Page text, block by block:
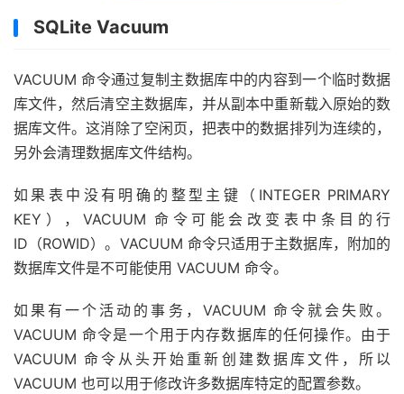
SQLite Vacuum
VACUUM 命令通过复制主数据库中的内容到一个临时数据
库文件，然后清空主数据库，并从副本中重新载入原始的数
据库文件。这消除了空闲页，把表中的数据排列为连续的，
另外会清理数据库文件结构。
如果表中没有明确的整型主键（INTEGER PRIMARY
KEY），VACUUM 命令可能会改变表中条目的行
ID（ROWID）。VACUUM 命令只适用于主数据库，附加的
数据库文件是不可能使用 VACUUM 命令。
如果有一个活动的事务，VACUUM 命令就会失败。
VACUUM 命令是一个用于内存数据库的任何操作。由于
VACUUM 命令从头开始重新创建数据库文件，所以
VACUUM 也可以用于修改许多数据库特定的配置参数。